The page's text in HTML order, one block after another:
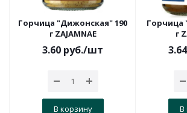
Горчица "Дижонская" 190
г ZAJAMNAE
3.60 руб./шт
В корзину
Горчица
г
3.64
В